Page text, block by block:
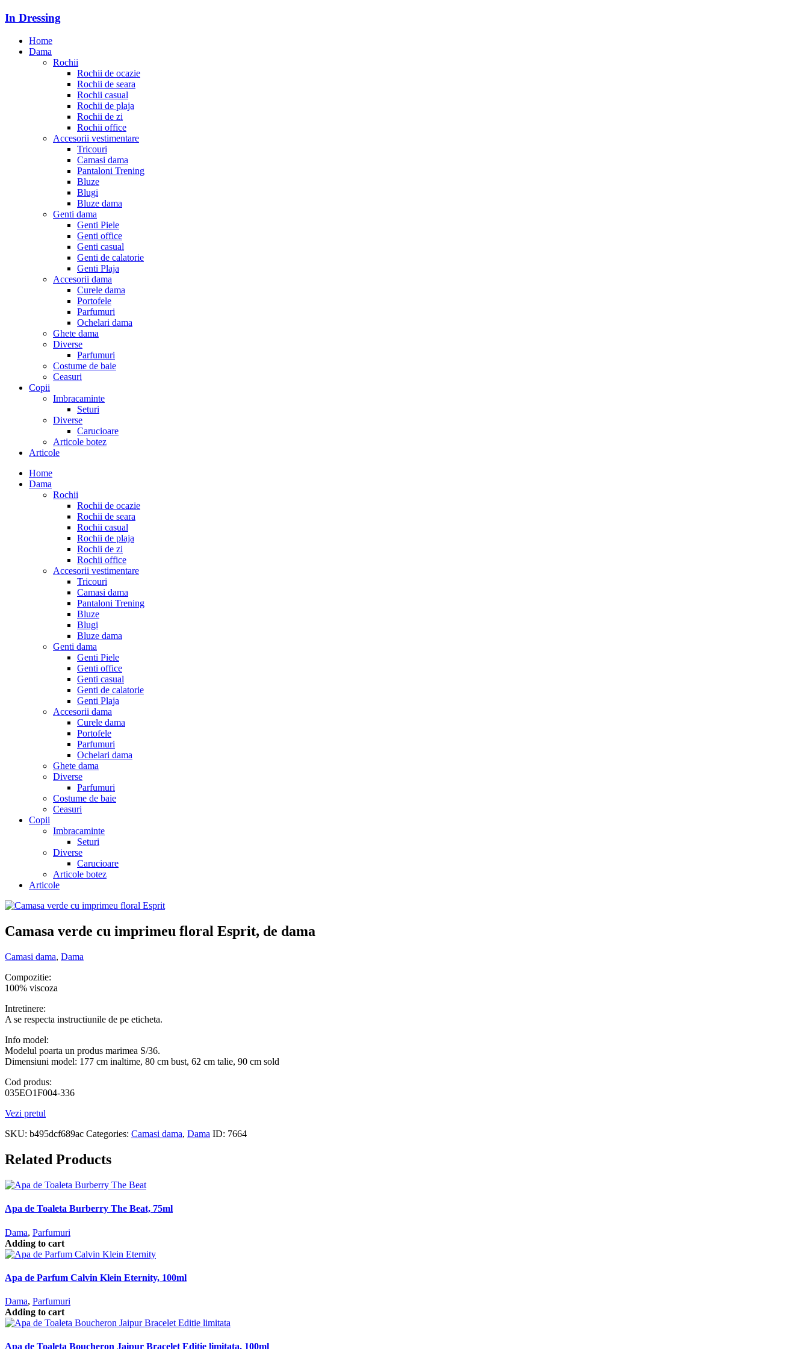
In Dressing
Home
Dama
Rochii
Rochii de ocazie
Rochii de seara
Rochii casual
Rochii de plaja
Rochii de zi
Rochii office
Accesorii vestimentare
Tricouri
Camasi dama
Pantaloni Trening
Bluze
Blugi
Bluze dama
Genti dama
Genti Piele
Genti office
Genti casual
Genti de calatorie
Genti Plaja
Accesorii dama
Curele dama
Portofele
Parfumuri
Ochelari dama
Ghete dama
Diverse
Parfumuri
Costume de baie
Ceasuri
Copii
Imbracaminte
Seturi
Diverse
Carucioare
Articole botez
Articole
Home
Dama
Rochii
Rochii de ocazie
Rochii de seara
Rochii casual
Rochii de plaja
Rochii de zi
Rochii office
Accesorii vestimentare
Tricouri
Camasi dama
Pantaloni Trening
Bluze
Blugi
Bluze dama
Genti dama
Genti Piele
Genti office
Genti casual
Genti de calatorie
Genti Plaja
Accesorii dama
Curele dama
Portofele
Parfumuri
Ochelari dama
Ghete dama
Diverse
Parfumuri
Costume de baie
Ceasuri
Copii
Imbracaminte
Seturi
Diverse
Carucioare
Articole botez
Articole
Camasa verde cu imprimeu floral Esprit, de dama
Camasi dama, Dama
Compozitie:
100% viscoza
Intretinere:
A se respecta instructiunile de pe eticheta.
Info model:
Modelul poarta un produs marimea S/36.
Dimensiuni model: 177 cm inaltime, 80 cm bust, 62 cm talie, 90 cm sold
Cod produs:
035EO1F004-336
Vezi pretul
SKU: b495dcf689ac Categories: Camasi dama, Dama ID: 7664
Related Products
Apa de Toaleta Burberry The Beat, 75ml
Dama, Parfumuri
Adding to cart
Apa de Parfum Calvin Klein Eternity, 100ml
Dama, Parfumuri
Adding to cart
Apa de Toaleta Boucheron Jaipur Bracelet Editie limitata, 100ml